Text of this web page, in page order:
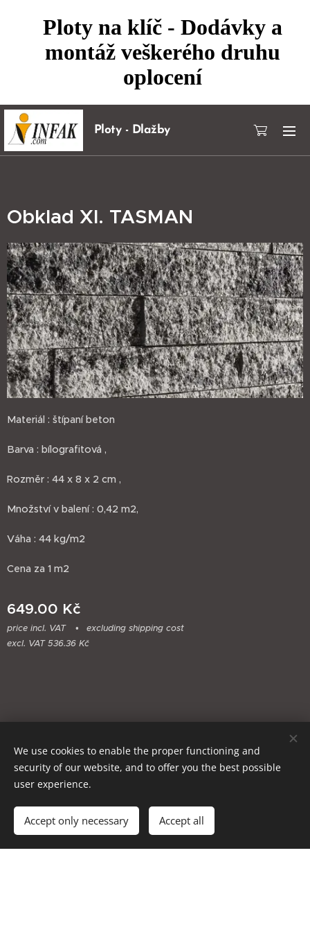
Ploty na klíč - Dodávky a
montáž veškerého druhu
oplocení
Ploty - Dlažby
Obklad XI. TASMAN
Materiál : štípaní beton
Barva : bílografitová ,
Rozměr : 44 x 8 x 2 cm ,
Množství v balení : 0,42 m2,
Váha : 44 kg/m2
Cena za 1 m2
649.00 Kč
price incl. VAT
excluding shipping cost
excl. VAT 536.36 Kč
Add to cart
Cookies
Languages
We use cookies to enable the proper functioning and
security of our website, and to offer you the best possible
user experience.
Accept only necessary Accept all